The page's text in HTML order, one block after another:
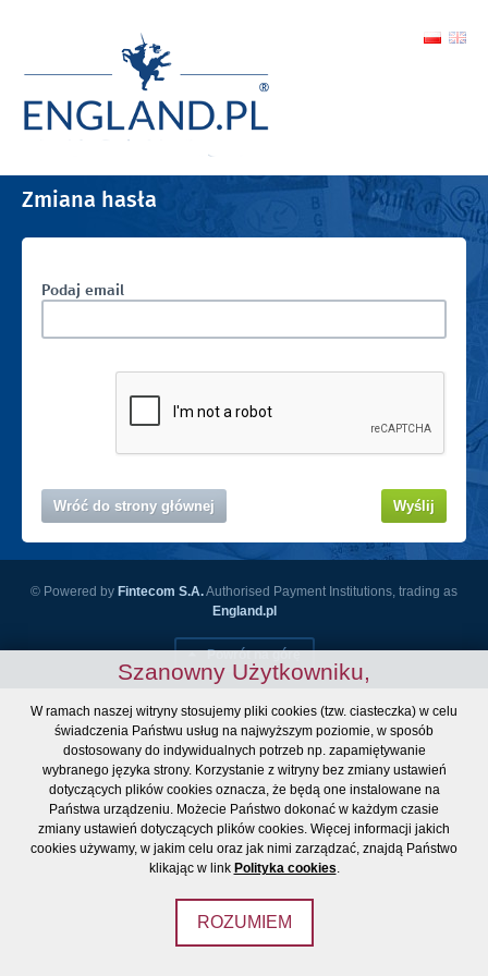
Zmiana hasła
Podaj email
Wróć do strony głównej Wyślij
© Powered by Fintecom S.A.Authorised Payment Institutions, trading as
England.pl
Powrót na górę
Szanowny Użytkowniku,
W ramach naszej witryny stosujemy pliki cookies (tzw. ciasteczka) w celu
świadczenia Państwu usług na najwyższym poziomie, w sposób
dostosowany do indywidualnych potrzeb np. zapamiętywanie
wybranego języka strony. Korzystanie z witryny bez zmiany ustawień
dotyczących plików cookies oznacza, że będą one instalowane na
Państwa urządzeniu. Możecie Państwo dokonać w każdym czasie
zmiany ustawień dotyczących plików cookies. Więcej informacji jakich
cookies używamy, w jakim celu oraz jak nimi zarządzać, znajdą Państwo
klikając w link Polityka cookies.
ROZUMIEM